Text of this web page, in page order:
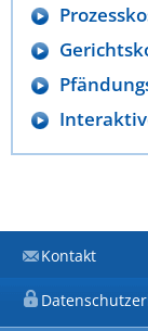
Kontakt